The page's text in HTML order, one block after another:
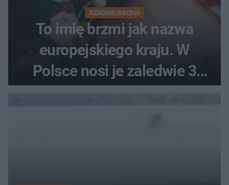
RZADKIE IMIONA
To imię brzmi jak nazwa
europejskiego kraju. W
Polsce nosi je zaledwie 3
kobiety